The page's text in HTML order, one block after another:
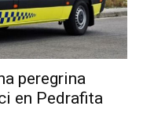
peregrina
en Pedrafita